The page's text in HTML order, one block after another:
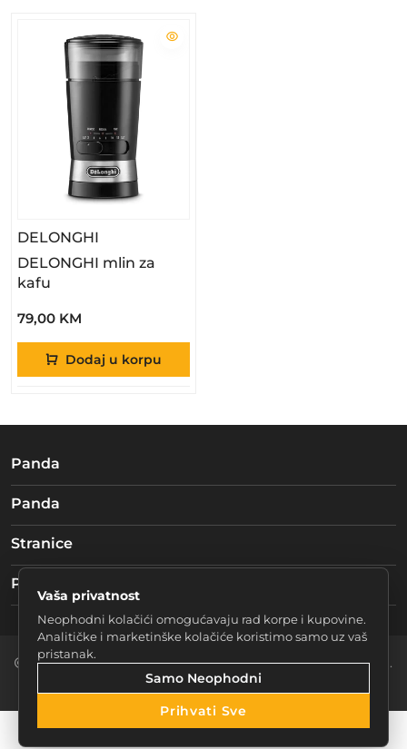
DELONGHI
DELONGHI mlin za
kafu
79,00 KM
Dodaj u korpu
Panda
Panda
Stranice
Pratite nas
2026 Braća mučke d.o.o. Sarajevo. Sva prava zadržana.
Vaša privatnost
Neophodni kolačići omogućavaju rad korpe i kupovine.
Analitičke i marketinške kolačiće koristimo samo uz vaš
pristanak.
Samo Neophodni
Prihvati Sve